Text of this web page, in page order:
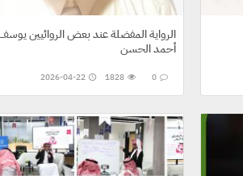
الرواية المفضلة عند بعض الروائيين
أحمد الحسن
2026-04-22 0
1828